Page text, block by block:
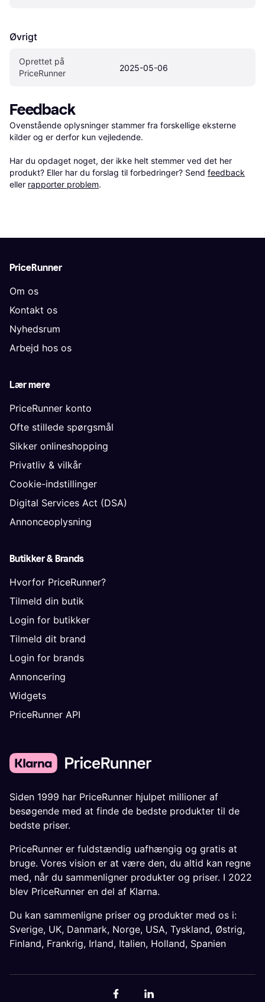
Øvrigt
Oprettet på
PriceRunner
2025-05-06
Feedback
Ovenstående oplysninger stammer fra forskellige eksterne
kilder og er derfor kun vejledende.
Har du opdaget noget, der ikke helt stemmer ved det her
produkt? Eller har du forslag til forbedringer? Send feedback
eller rapporter problem.
PriceRunner
Om os
Kontakt os
Nyhedsrum
Arbejd hos os
Lær mere
PriceRunner konto
Ofte stillede spørgsmål
Sikker onlineshopping
Privatliv & vilkår
Cookie-indstillinger
Digital Services Act (DSA)
Annonceoplysning
Butikker & Brands
Hvorfor PriceRunner?
Tilmeld din butik
Login for butikker
Tilmeld dit brand
Login for brands
Annoncering
Widgets
PriceRunner API
Siden 1999 har PriceRunner hjulpet millioner af
besøgende med at finde de bedste produkter til de
bedste priser.
PriceRunner er fuldstændig uafhængig og gratis at
bruge. Vores vision er at være den, du altid kan regne
med, når du sammenligner produkter og priser. I 2022
blev PriceRunner en del af Klarna.
Du kan sammenligne priser og produkter med os i:
Sverige, UK, Danmark, Norge, USA, Tyskland, Østrig,
Finland, Frankrig, Irland, Italien, Holland, Spanien